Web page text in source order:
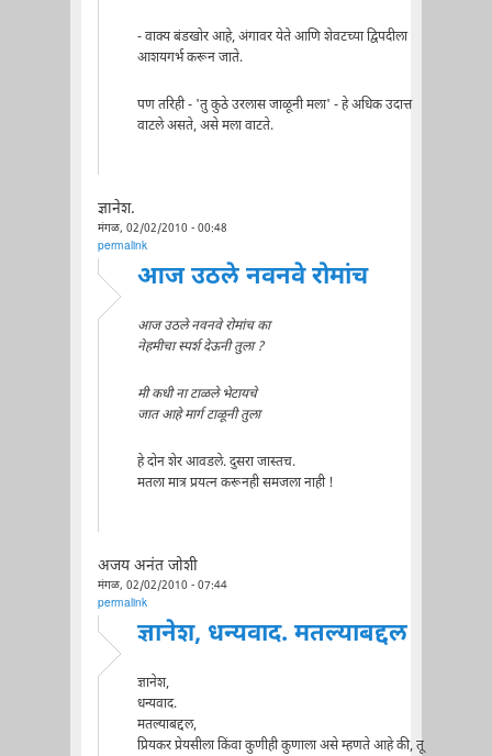
- वाक्य बंडखोर आहे, अंगावर येते आणि शेवटच्या द्विपदीला
आशयगर्भ करून जाते.
पण तरिही - 'तु कुठे उरलास जाळूनी मला' - हे अधिक उदात्त
वाटले असते, असे मला वाटते.
ज्ञानेश.
मंगळ, 02/02/2010 - 00:48
permalink
आज उठले नवनवे रोमांच
आज उठले नवनवे रोमांच का
नेहमीचा स्पर्श देऊनी तुला ?
मी कधी ना टाळले भेटायचे
जात आहे मार्ग टाळूनी तुला
हे दोन शेर आवडले. दुसरा जास्तच.
मतला मात्र प्रयत्न करूनही समजला नाही !
अजय अनंत जोशी
मंगळ, 02/02/2010 - 07:44
permalink
ज्ञानेश, धन्यवाद. मतल्याबद्दल
ज्ञानेश,
धन्यवाद.
मतल्याबद्दल,
प्रियकर प्रेयसीला किंवा कुणीही कुणाला असे म्हणते आहे की, तू